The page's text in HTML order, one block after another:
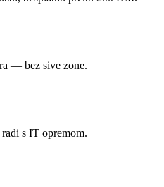
— bez sive zone.
s IT opremom.